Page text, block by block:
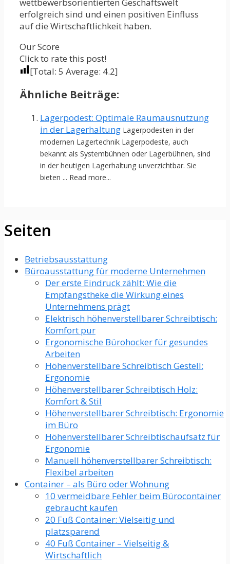
erfolgreich sind und einen positiven Einfluss
auf die Wirtschaftlichkeit haben.
Our Score
Click to rate this post!
[Total: 5 Average: 4.2]
Ähnliche Beiträge:
Lagerpodest: Optimale Raumausnutzung
in der Lagerhaltung Lagerpodesten in der
modernen Lagertechnik Lagerpodeste, auch
bekannt als Systembühnen oder Lagerbühnen, sind
in der heutigen Lagerhaltung unverzichtbar. Sie
bieten ... Read more...
Seiten
Betriebsausstattung
Büroausstattung für moderne Unternehmen
Der erste Eindruck zählt: Wie die
Empfangstheke die Wirkung eines
Unternehmens prägt
Elektrisch höhenverstellbarer Schreibtisch:
Komfort pur
Ergonomische Bürohocker für gesundes
Arbeiten
Höhenverstellbare Schreibtisch Gestell:
Ergonomie
Höhenverstellbarer Schreibtisch Holz:
Komfort & Stil
Höhenverstellbarer Schreibtisch: Ergonomie
im Büro
Höhenverstellbarer Schreibtischaufsatz für
Ergonomie
Manuell höhenverstellbarer Schreibtisch:
Flexibel arbeiten
Container – als Büro oder Wohnung
10 vermeidbare Fehler beim Bürocontainer
gebraucht kaufen
20 Fuß Container: Vielseitig und
platzsparend
40 Fuß Container – Vielseitig &
Wirtschaftlich